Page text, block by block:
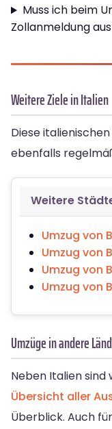
Muss ich beim
Zollanmeldung
Weitere Ziele in Italien
Diese
ebenfalls
Weitere
Umzug von
Umzug von
Umzug von
Umzug von
Umzüge in andere
Neben Italien sind
Übersicht aller
Überblick. Auch